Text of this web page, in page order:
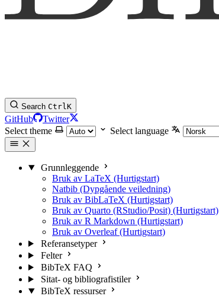
Search CtrlK
GitHub
Twitter
Select theme
Select language
Grunnleggende
Bruk av LaTeX (Hurtigstart)
Natbib (Dypgående veiledning)
Bruk av BibLaTeX (Hurtigstart)
Bruk av Quarto (RStudio/Posit) (Hurtigstart)
Bruk av R Markdown (Hurtigstart)
Bruk av Overleaf (Hurtigstart)
Referansetyper
Felter
BibTeX FAQ
Sitat- og bibliografistiler
BibTeX ressurser